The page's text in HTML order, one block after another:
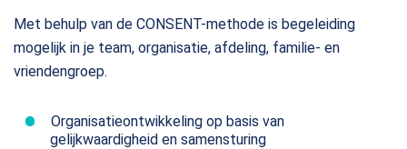
Met behulp van de CONSENT-methode is begeleiding
mogelijk in je team, organisatie, afdeling, familie- en
vriendengroep.
Organisatieontwikkeling op basis van
gelijkwaardigheid en samensturing